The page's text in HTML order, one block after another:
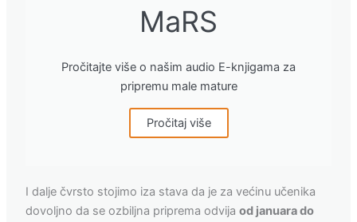
MaRS
Pročitajte više o našim audio E-knjigama za
pripremu male mature
Pročitaj više
I dalje čvrsto stojimo iza stava da je za većinu učenika
dovoljno da se ozbiljna priprema odvijaod januara do